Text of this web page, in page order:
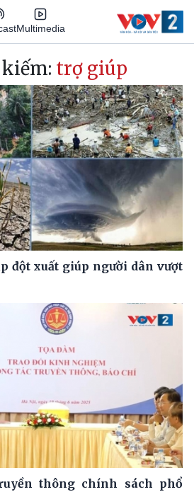
Multimedia
trợ giúp
đột xuất giúp người dân vượt
thông chính sách phổ